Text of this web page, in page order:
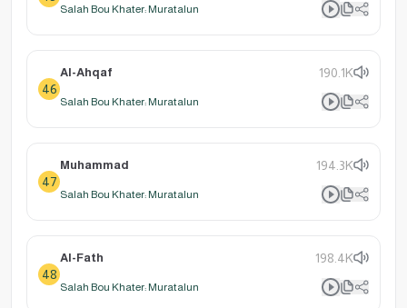
Salah Bou Khater: Muratalun
46
Al-Ahqaf 190.1K
Salah Bou Khater: Muratalun
47
Muhammad 194.3K
Salah Bou Khater: Muratalun
48
Al-Fath 198.4K
Salah Bou Khater: Muratalun